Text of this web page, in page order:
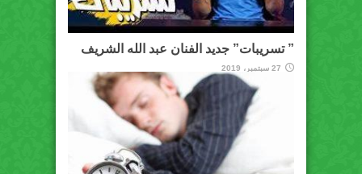
” تسريبات” جديد الفنان عبد الله الشريف
27 سبتمبر، 2019